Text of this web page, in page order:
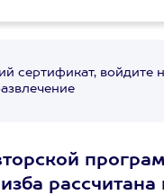
сертификат, войдите
рассчитана